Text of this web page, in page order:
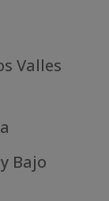
Valles
Bajo